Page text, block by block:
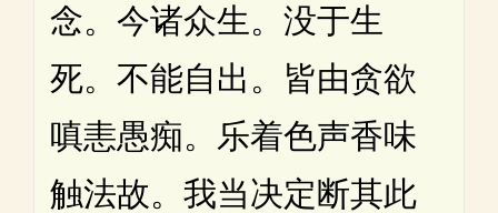
念。今诸众生。没于生
死。不能自出。皆由贪欲
嗔恚愚痴。乐着色声香味
触法故。我当决定断其此